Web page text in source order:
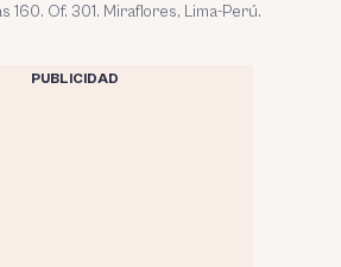
160. Of. 301. Miraflores, Lima-Perú.
PUBLICIDAD